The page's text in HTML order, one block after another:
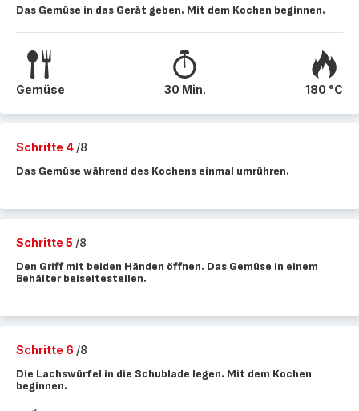
Das Gemüse in das Gerät geben. Mit dem Kochen beginnen.
Gemüse 30 Min. 180 °C
Schritte 4 /8
Das Gemüse während des Kochens einmal umrühren.
Schritte 5 /8
Den Griff mit beiden Händen öffnen. Das Gemüse in einem
Behälter beiseitestellen.
Schritte 6 /8
Die Lachswürfel in die Schublade legen. Mit dem Kochen
beginnen.